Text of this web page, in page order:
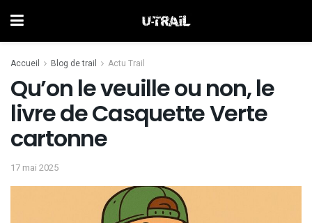
Accueil Blog de trail Actu Trail
Qu’on le veuille ou non, le
livre de Casquette Verte
cartonne
17 mai 2025